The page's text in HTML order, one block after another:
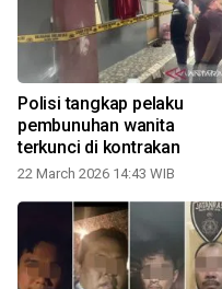
Polisi tangkap pelaku
pembunuhan wanita
terkunci di kontrakan
22 March 2026 14:43 WIB